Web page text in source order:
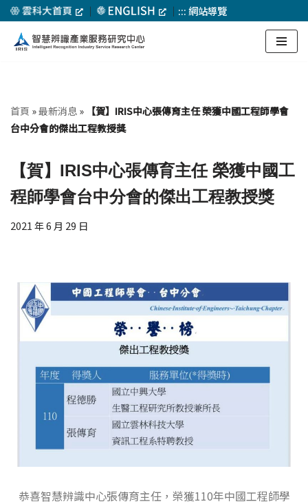
Skip
to
｜ ｜ :::網站導覽
首頁 »最新消息 » 【賀】IRIS中心張傳育主任 榮獲中國工程師學會
台中分會的傑出工程教授獎
【賀】IRIS中心張傳育主任 榮獲中國工
程師學會台中分會的傑出工程教授獎
2021 年 6 月 29 日
恭喜智慧辨識中心張傳育主任，榮獲110年中國工程師學